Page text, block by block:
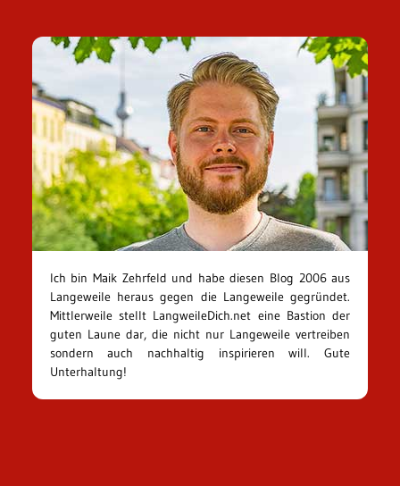
Ich bin Maik Zehrfeld und habe diesen Blog 2006 aus
Langeweile heraus gegen die Langeweile gegründet.
Mittlerweile stellt LangweileDich.net eine Bastion der
guten Laune dar, die nicht nur Langeweile vertreiben
sondern auch nachhaltig inspirieren will. Gute
Unterhaltung!